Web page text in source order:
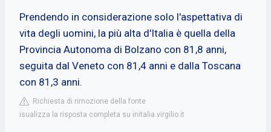
Prendendo in considerazione solo l'aspettativa di
vita degli uomini, la più alta d'Italia è quella della
Provincia Autonoma di Bolzano con 81,8 anni,
seguita dal Veneto con 81,4 anni e dalla Toscana
con 81,3 anni.
Richiesta di rimozione della fonte
isualizza la risposta completa su initalia.virgilio.it